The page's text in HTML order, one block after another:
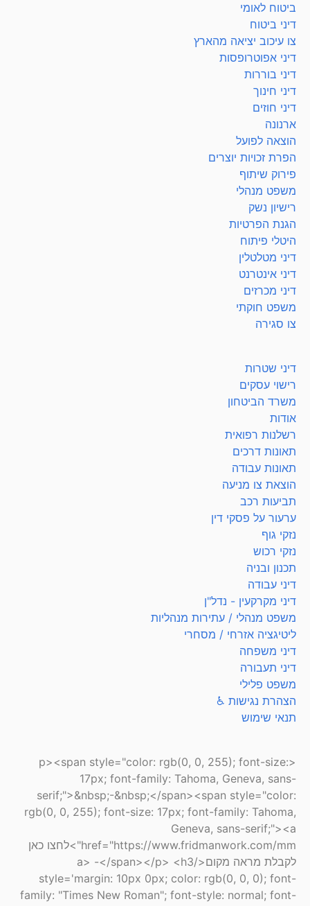
ביטוח לאומי
דיני ביטוח
צו עיכוב יציאה מהארץ
דיני אפוטרופסות
דיני בוררות
דיני חינוך
דיני חוזים
ארנונה
הוצאה לפועל
הפרת זכויות יוצרים
פירוק שיתוף
משפט מנהלי
רישיון נשק
הגנת הפרטיות
היטלי פיתוח
דיני מטלטלין
דיני אינטרנט
דיני מכרזים
משפט חוקתי
צו סגירה
דיני שטרות
רישוי עסקים
משרד הביטחון
אודות
רשלנות רפואית
תאונות דרכים
תאונות עבודה
הוצאת צו מניעה
תביעות רכב
ערעור על פסקי דין
נזקי גוף
נזקי רכוש
תכנון ובניה
דיני עבודה
דיני מקרקעין - נדל"ן
משפט מנהלי / עתירות מנהליות
ליטיגציה אזרחי / מסחרי
דיני משפחה
דיני תעבורה
משפט פלילי
הצהרת נגישות ♿
תנאי שימוש
<p><span style="color: rgb(0, 0, 255); font-size:
17px; font-family: Tahoma, Geneva, sans-
serif;">&nbsp;-&nbsp;</span><span style="color:
rgb(0, 0, 255); font-size: 17px; font-family: Tahoma,
Geneva, sans-serif;"><a
href="https://www.fridmanwork.com/mm">לחצו כאן
לקבלת מראה מקום</a> -</span></p> <h3
style='margin: 10px 0px; color: rgb(0, 0, 0); font-
family: "Times New Roman"; font-style: normal; font-